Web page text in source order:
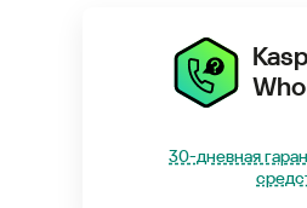
30-дневная